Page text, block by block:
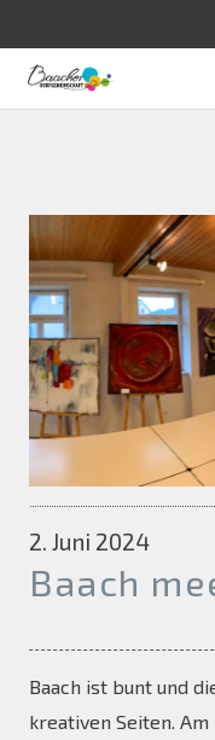
2. Juni 2024
Baach
Baach ist bunt und
kreativen Seiten.